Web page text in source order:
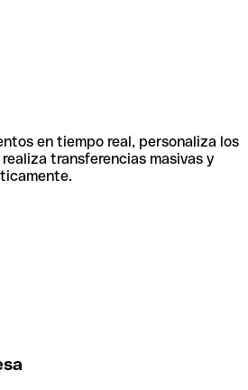
en tiempo real, personaliza los
transferencias masivas y